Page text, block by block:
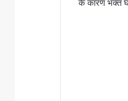
के कारण भक्त